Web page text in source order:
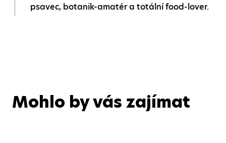
psavec, botanik-amatér a totální food-lover.
Mohlo by vás zajímat